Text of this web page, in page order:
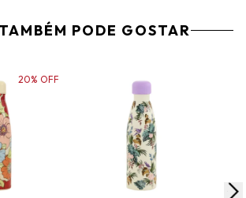
PODE GOSTAR
20% OFF